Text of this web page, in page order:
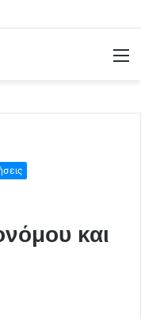
και